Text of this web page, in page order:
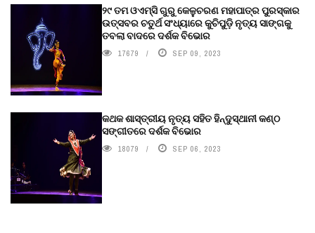
୨୯ ତମ ଓଏମ୍‌ସି ଗୁରୁ କେଳୁଚରଣ ମହାପାତ୍ର ପୁରସ୍କାର
ଉତ୍ସବର ଚତୁର୍ଥ ସଂଧ୍ୟାରେ କୁଚିପୁଡ଼ି ନୃତ୍ୟ ସାଙ୍ଗକୁ
ତବଲା ବାଦରେ ଦର୍ଶକ ବିଭୋର
17679 SEP 09, 2023
କଥକ ଶାସ୍ତ୍ରୀୟ ନୃତ୍ୟ ସହିତ ହିନ୍ଦୁସ୍ଥାନୀ କଣ୍ଠ
ସଙ୍ଗୀତରେ ଦର୍ଶକ ବିଭୋର
18079 SEP 06, 2023